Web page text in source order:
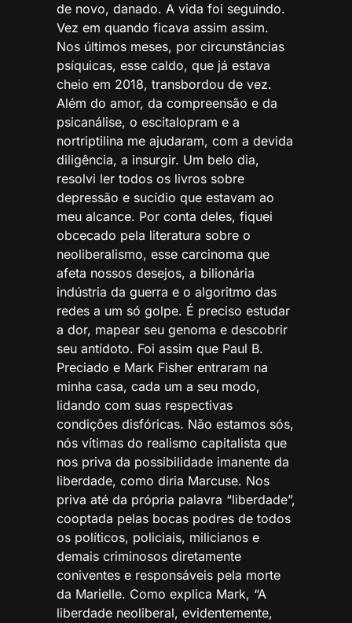
de novo, danado. A vida foi seguindo.
Vez em quando ficava assim assim.
Nos últimos meses, por circunstâncias
psíquicas, esse caldo, que já estava
cheio em 2018, transbordou de vez.
Além do amor, da compreensão e da
psicanálise, o escitalopram e a
nortriptilina me ajudaram, com a devida
diligência, a insurgir. Um belo dia,
resolvi ler todos os livros sobre
depressão e sucídio que estavam ao
meu alcance. Por conta deles, fiquei
obcecado pela literatura sobre o
neoliberalismo, esse carcinoma que
afeta nossos desejos, a bilionária
indústria da guerra e o algoritmo das
redes a um só golpe. É preciso estudar
a dor, mapear seu genoma e descobrir
seu antídoto. Foi assim que Paul B.
Preciado e Mark Fisher entraram na
minha casa, cada um a seu modo,
lidando com suas respectivas
condições disfóricas. Não estamos sós,
nós vítimas do realismo capitalista que
nos priva da possibilidade imanente da
liberdade, como diria Marcuse. Nos
priva até da própria palavra “liberdade”,
cooptada pelas bocas podres de todos
os políticos, policiais, milicianos e
demais criminosos diretamente
coniventes e responsáveis pela morte
da Marielle. Como explica Mark, “A
liberdade neoliberal, evidentemente,